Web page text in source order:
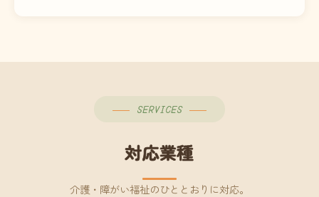
SERVICES
対応業種
介護・障がい福祉のひととおりに対応。